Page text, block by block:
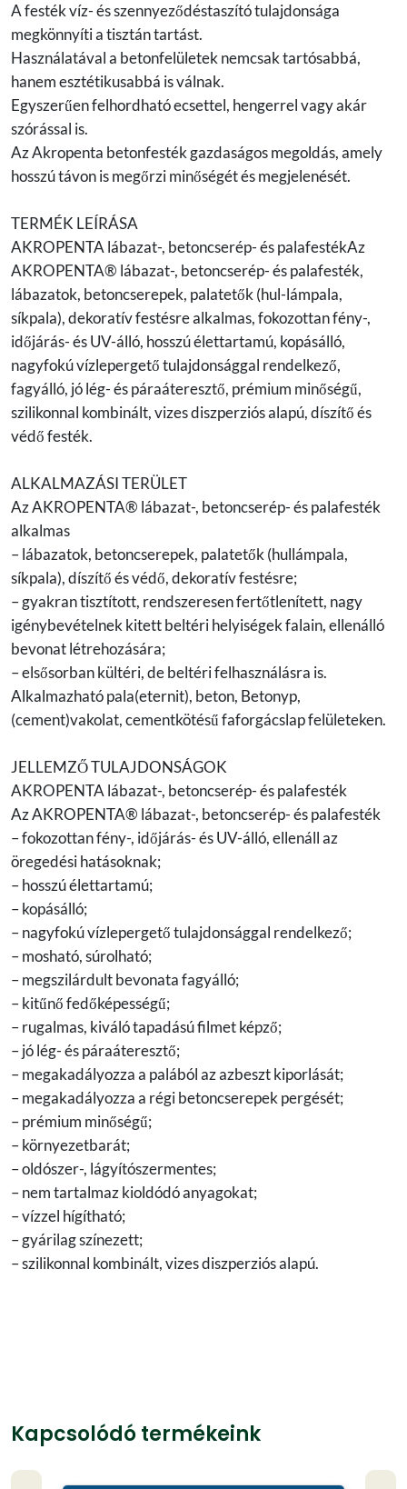
A festék víz- és szennyeződéstaszító tulajdonsága
megkönnyíti a tisztán tartást.
Használatával a betonfelületek nemcsak tartósabbá,
hanem esztétikusabbá is válnak.
Egyszerűen felhordható ecsettel, hengerrel vagy akár
szórással is.
Az Akropenta betonfesték gazdaságos megoldás, amely
hosszú távon is megőrzi minőségét és megjelenését.
TERMÉK LEÍRÁSA
AKROPENTA lábazat-, betoncserép- és palafestékAz
AKROPENTA® lábazat-, betoncserép- és palafesték,
lábazatok, betoncserepek, palatetők (hul-lámpala,
síkpala), dekoratív festésre alkalmas, fokozottan fény-,
időjárás- és UV-álló, hosszú élettartamú, kopásálló,
nagyfokú vízlepergető tulajdonsággal rendelkező,
fagyálló, jó lég- és páraáteresztő, prémium minőségű,
szilikonnal kombinált, vizes diszperziós alapú, díszítő és
védő festék.
ALKALMAZÁSI TERÜLET
Az AKROPENTA® lábazat-, betoncserép- és palafesték
alkalmas
– lábazatok, betoncserepek, palatetők (hullámpala,
síkpala), díszítő és védő, dekoratív festésre;
– gyakran tisztított, rendszeresen fertőtlenített, nagy
igénybevételnek kitett beltéri helyiségek falain, ellenálló
bevonat létrehozására;
– elsősorban kültéri, de beltéri felhasználásra is.
Alkalmazható pala(eternit), beton, Betonyp,
(cement)vakolat, cementkötésű faforgácslap felületeken.
JELLEMZŐ TULAJDONSÁGOK
AKROPENTA lábazat-, betoncserép- és palafesték
Az AKROPENTA® lábazat-, betoncserép- és palafesték
– fokozottan fény-, időjárás- és UV-álló, ellenáll az
öregedési hatásoknak;
– hosszú élettartamú;
– kopásálló;
– nagyfokú vízlepergető tulajdonsággal rendelkező;
– mosható, súrolható;
– megszilárdult bevonata fagyálló;
– kitűnő fedőképességű;
– rugalmas, kiváló tapadású filmet képző;
– jó lég- és páraáteresztő;
– megakadályozza a palából az azbeszt kiporlását;
– megakadályozza a régi betoncserepek pergését;
– prémium minőségű;
– környezetbarát;
– oldószer-, lágyítószermentes;
– nem tartalmaz kioldódó anyagokat;
– vízzel hígítható;
– gyárilag színezett;
– szilikonnal kombinált, vizes diszperziós alapú.
Kapcsolódó termékeink